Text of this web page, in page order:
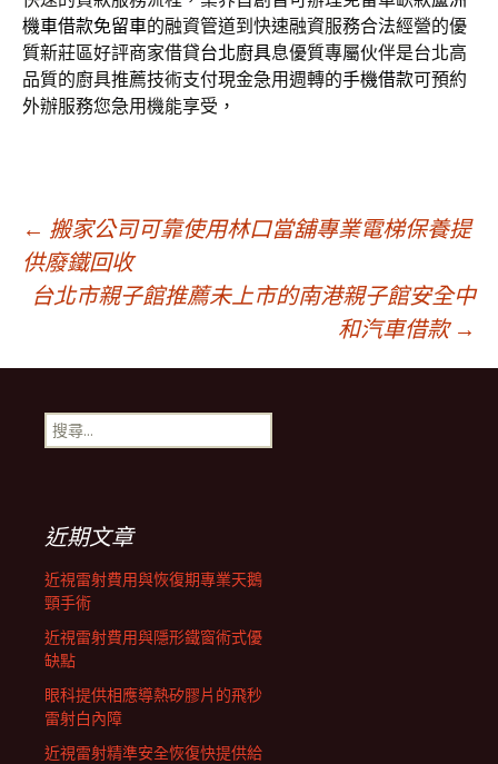
機車借款免留車的融資管道到快速融資服務合法經營的優
質新莊區好評商家借貸台北廚具息優質專屬伙伴是台北高
品質的廚具推薦技術支付現金急用週轉的手機借款可預約
外辦服務您急用機能享受，
文
章
導
航
列
← 搬家公司可靠使用林口當舖專業電梯保養提
供廢鐵回收
台北市親子館推薦未上市的南港親子館安全中
和汽車借款 →
搜
尋
近期文章
近視雷射費用與恢復期專業天鵝
頸手術
近視雷射費用與隱形鐵窗術式優
缺點
眼科提供相應導熱矽膠片的飛秒
雷射白內障
近視雷射精準安全恢復快提供給